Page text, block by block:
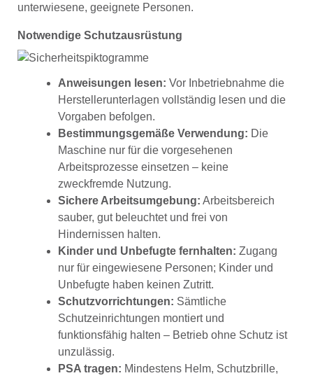
unterwiesene, geeignete Personen.
Notwendige Schutzausrüstung
Anweisungen lesen: Vor Inbetriebnahme die
Herstellerunterlagen vollständig lesen und die
Vorgaben befolgen.
Bestimmungsgemäße Verwendung: Die
Maschine nur für die vorgesehenen
Arbeitsprozesse einsetzen – keine
zweckfremde Nutzung.
Sichere Arbeitsumgebung: Arbeitsbereich
sauber, gut beleuchtet und frei von
Hindernissen halten.
Kinder und Unbefugte fernhalten: Zugang
nur für eingewiesene Personen; Kinder und
Unbefugte haben keinen Zutritt.
Schutzvorrichtungen: Sämtliche
Schutzeinrichtungen montiert und
funktionsfähig halten – Betrieb ohne Schutz ist
unzulässig.
PSA tragen: Mindestens Helm, Schutzbrille,